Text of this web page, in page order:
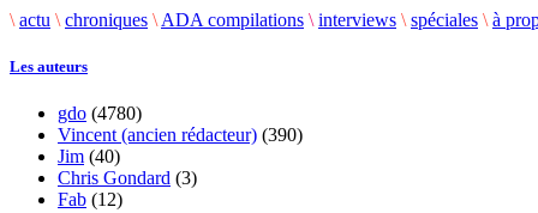
\ actu \ chroniques \ ADA compilations \ interviews \ spéciales \ à
Les auteurs
gdo (4780)
Vincent (ancien rédacteur) (390)
Jim (40)
Chris Gondard (3)
Fab (12)